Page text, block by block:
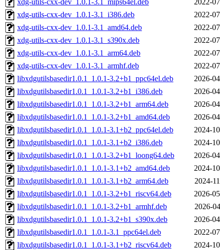
xdg-utils-cxx-dev_1.0.1-3.1_mips64el.deb
2022-
xdg-utils-cxx-dev_1.0.1-3.1_i386.deb
2022-
xdg-utils-cxx-dev_1.0.1-3.1_amd64.deb
2022-
xdg-utils-cxx-dev_1.0.1-3.1_s390x.deb
2022-
xdg-utils-cxx-dev_1.0.1-3.1_arm64.deb
2022-
xdg-utils-cxx-dev_1.0.1-3.1_armhf.deb
2022-
libxdgutilsbasedir1.0.1_1.0.1-3.2+b1_ppc64el.deb
2026-
libxdgutilsbasedir1.0.1_1.0.1-3.2+b1_i386.deb
2026-
libxdgutilsbasedir1.0.1_1.0.1-3.2+b1_arm64.deb
2026-
libxdgutilsbasedir1.0.1_1.0.1-3.2+b1_amd64.deb
2026-
libxdgutilsbasedir1.0.1_1.0.1-3.1+b2_ppc64el.deb
2024-
libxdgutilsbasedir1.0.1_1.0.1-3.1+b2_i386.deb
2024-
libxdgutilsbasedir1.0.1_1.0.1-3.2+b1_loong64.deb
2026-
libxdgutilsbasedir1.0.1_1.0.1-3.1+b2_amd64.deb
2024-
libxdgutilsbasedir1.0.1_1.0.1-3.1+b2_arm64.deb
2024-
libxdgutilsbasedir1.0.1_1.0.1-3.2+b1_riscv64.deb
2026-
libxdgutilsbasedir1.0.1_1.0.1-3.2+b1_armhf.deb
2026-
libxdgutilsbasedir1.0.1_1.0.1-3.2+b1_s390x.deb
2026-
libxdgutilsbasedir1.0.1_1.0.1-3.1_ppc64el.deb
2022-
libxdgutilsbasedir1.0.1_1.0.1-3.1+b2_riscv64.deb
2024-